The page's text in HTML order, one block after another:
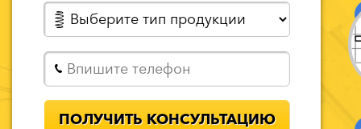
ПОЛУЧИТЬ КОНСУЛЬТАЦИЮ